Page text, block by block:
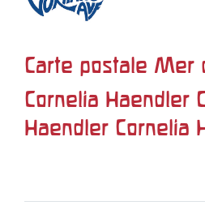
Carte postale Mer
Cornelia Haendler
Haendler Cornelia